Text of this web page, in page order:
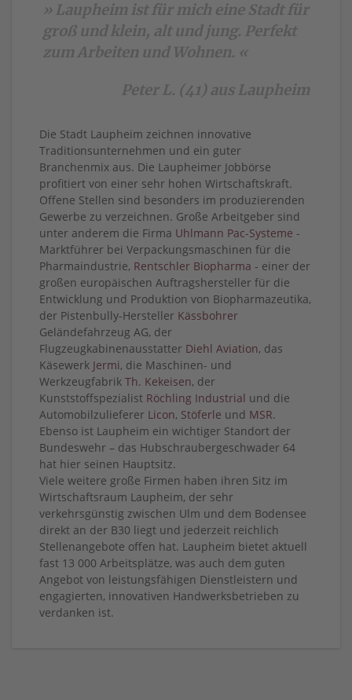
» Laupheim ist für mich eine Stadt für
groß und klein, alt und jung. Perfekt
zum Arbeiten und Wohnen. «
Peter L. (41) aus Laupheim
Die Stadt Laupheim zeichnen innovative
Traditionsunternehmen und ein guter
Branchenmix aus. Die Laupheimer Jobbörse
profitiert von einer sehr hohen Wirtschaftskraft.
Offene Stellen sind besonders im produzierenden
Gewerbe zu verzeichnen. Große Arbeitgeber sind
unter anderem die Firma Uhlmann Pac-Systeme -
Marktführer bei Verpackungsmaschinen für die
Pharmaindustrie, Rentschler Biopharma - einer der
großen europäischen Auftragshersteller für die
Entwicklung und Produktion von Biopharmazeutika,
der Pistenbully-Hersteller Kässbohrer
Geländefahrzeug AG, der
Flugzeugkabinenausstatter Diehl Aviation, das
Käsewerk Jermi, die Maschinen- und
Werkzeugfabrik Th. Kekeisen, der
Kunststoffspezialist Röchling Industrial und die
Automobilzulieferer Licon, Stöferle und MSR.
Ebenso ist Laupheim ein wichtiger Standort der
Bundeswehr – das Hubschraubergeschwader 64
hat hier seinen Hauptsitz.
Viele weitere große Firmen haben ihren Sitz im
Wirtschaftsraum Laupheim, der sehr
verkehrsgünstig zwischen Ulm und dem Bodensee
direkt an der B30 liegt und jederzeit reichlich
Stellenangebote offen hat. Laupheim bietet aktuell
fast 13 000 Arbeitsplätze, was auch dem guten
Angebot von leistungsfähigen Dienstleistern und
engagierten, innovativen Handwerksbetrieben zu
verdanken ist.